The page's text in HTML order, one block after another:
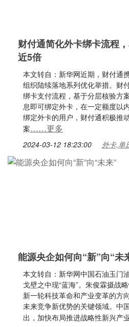
财付通简化外卡绑卡流程
近5倍
本文转自：新华网近期，财付通
组织陆续落地系列优化举措。财
绑卡支付流程，基于分层核验方
息即可绑定外卡，在一定额度以
绑定外卡的用户，财付通积极推
案……更多
2024-03-12 18:23:00 外卡,单
能源央企如何向“新”向“未
本文转自：新华网中国石油玉门
戈壁之中现“蓝海”。朱俊霖摄战
新一轮科技革命和产业变革的方
未来竞争新优势的关键领域。中
出，加快布局推进战略性新兴产